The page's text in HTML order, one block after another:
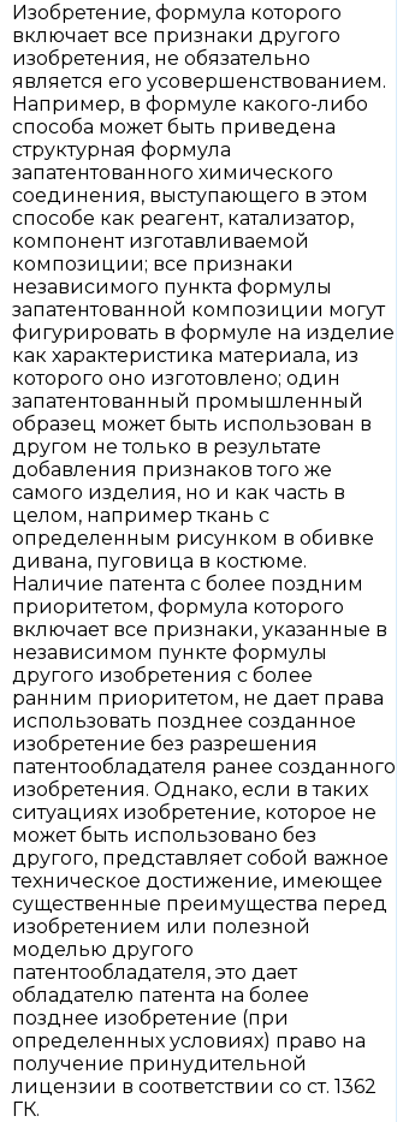
Изобретение, формула которого
включает все признаки другого
изобретения, не обязательно
является его усовершенствованием.
Например, в формуле какого-либо
способа может быть приведена
структурная формула
запатентованного химического
соединения, выступающего в этом
способе как реагент, катализатор,
компонент изготавливаемой
композиции; все признаки
независимого пункта формулы
запатентованной композиции могут
фигурировать в формуле на изделие
как характеристика материала, из
которого оно изготовлено; один
запатентованный промышленный
образец может быть использован в
другом не только в результате
добавления признаков того же
самого изделия, но и как часть в
целом, например ткань с
определенным рисунком в обивке
дивана, пуговица в костюме.
Наличие патента с более поздним
приоритетом, формула которого
включает все признаки, указанные в
независимом пункте формулы
другого изобретения с более
ранним приоритетом, не дает права
использовать позднее созданное
изобретение без разрешения
патентообладателя ранее созданного
изобретения. Однако, если в таких
ситуациях изобретение, которое не
может быть использовано без
другого, представляет собой важное
техническое достижение, имеющее
существенные преимущества перед
изобретением или полезной
моделью другого
патентообладателя, это дает
обладателю патента на более
позднее изобретение (при
определенных условиях) право на
получение принудительной
лицензии в соответствии со ст. 1362
ГК.